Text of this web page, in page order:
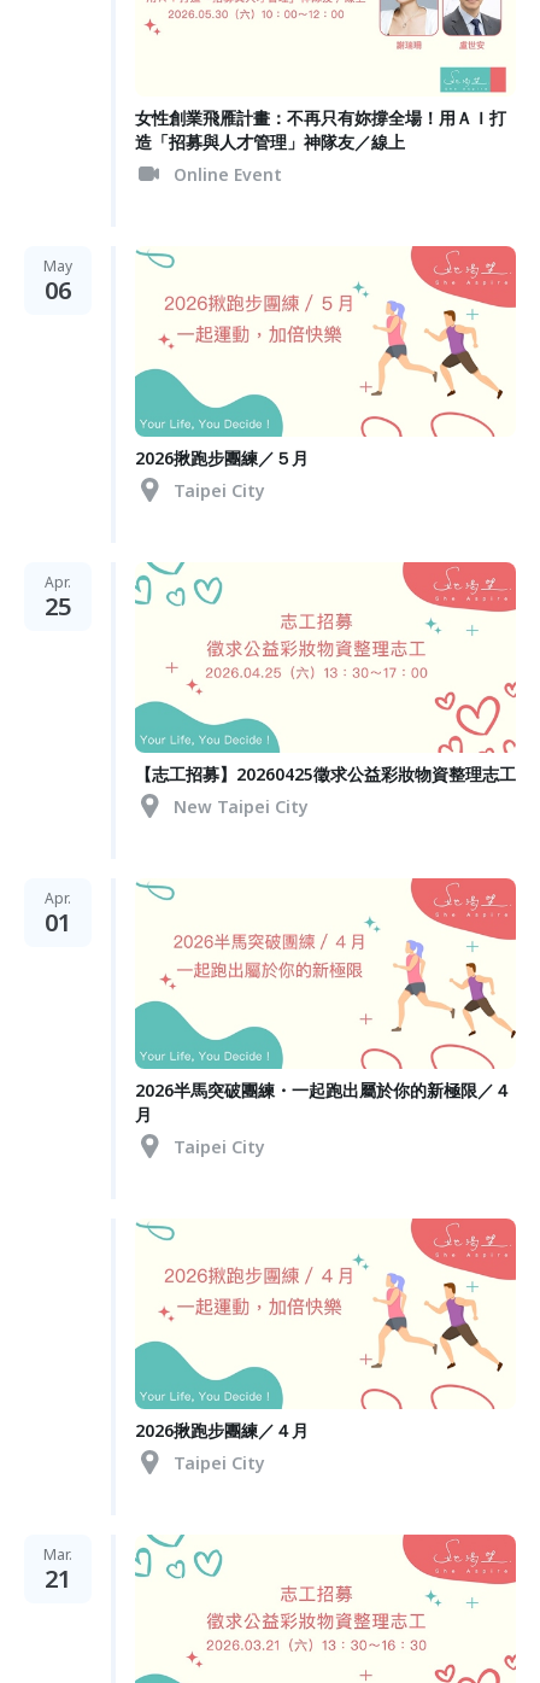
女性創業飛雁計畫：不再只有妳撐全場！用ＡＩ打
造「招募與人才管理」神隊友／線上
Online Event
May
06
2026揪跑步團練／５月
Taipei City
Apr.
25
【志工招募】20260425徵求公益彩妝物資整理志工
New Taipei City
Apr.
01
2026半馬突破團練・一起跑出屬於你的新極限／４
月
Taipei City
2026揪跑步團練／４月
Taipei City
Mar.
21